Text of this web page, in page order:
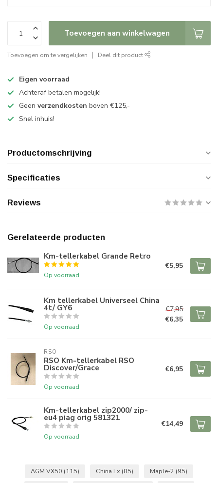
Toevoegen aan winkelwagen
Toevoegen om te vergelijken Deel dit product
Eigen voorraad
Achteraf betalen mogelijk!
Geen verzendkosten boven €125,-
Snel inhuis!
Productomschrijving
Specificaties
Reviews
Gerelateerde producten
Km-tellerkabel Grande Retro
Op voorraad
€5,95
Km tellerkabel Universeel China
4t/ GY6
Op voorraad
€7,95
€6,35
RSO
RSO Km-tellerkabel RSO
Discover/Grace
Op voorraad
€6,95
Km-tellerkabel zip2000/ zip-
eu4 piag orig 581321
Op voorraad
€14,49
AGM VX50 (115) China Lx (85) Maple-2 (95)